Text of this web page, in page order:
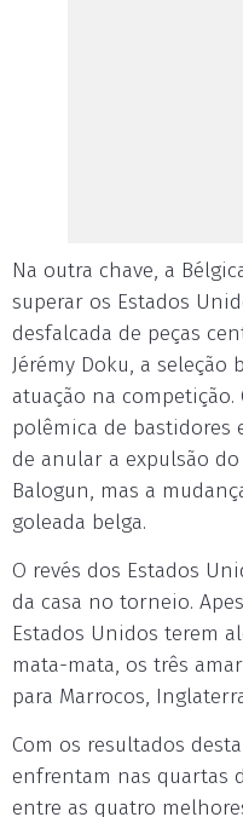
Na outra chave, a
superar os Estados
desfalcada de peças
Jérémy Doku, a
atuação na
polêmica de bastidores
de anular a expulsão
Balogun, mas a
goleada belga.
O revés dos Estados
da casa no torneio.
Estados Unidos terem
mata-mata, os três
para Marrocos,
Com os resultados
enfrentam nas quartas
entre as quatro